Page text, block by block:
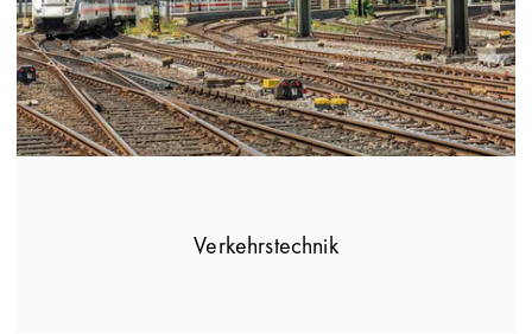
Verkehrstechnik